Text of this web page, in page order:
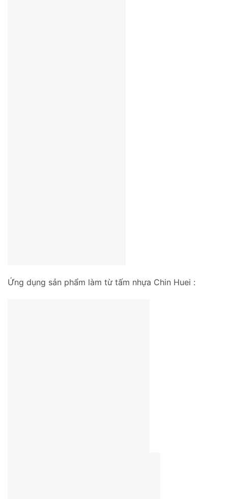
Ứng dụng sản phẩm làm từ tấm nhựa Chin Huei :